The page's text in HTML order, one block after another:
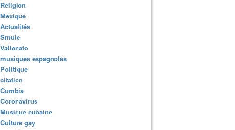
Religion
Mexique
Actualités
Smule
Vallenato
musiques espagnoles
Politique
citation
Cumbia
Coronavirus
Musique cubaine
Culture gay